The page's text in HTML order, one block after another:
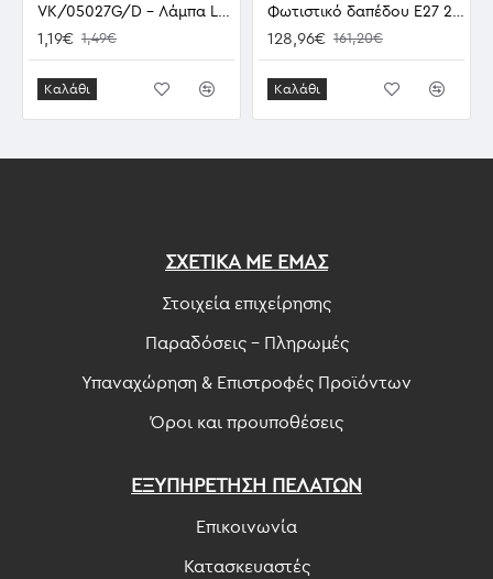
VK/05027G/D - Λάμπα Led, GU10, 3.5W, 6000K, 280lm, Dimmable
1,19€ 1,49€
Καλάθι
Φωτιστικό δαπέδου E27 220V τρίποδο
128,96€ 161,20€
Καλάθι
ΣΧΕΤΙΚΑ ΜΕ ΕΜΑΣ
Στοιχεία επιχείρησης
Παραδόσεις - Πληρωμές
Υπαναχώρηση & Επιστροφές Προϊόντων
Όροι και προυποθέσεις
ΕΞΥΠΗΡΕΤΗΣΗ ΠΕΛΑΤΩΝ
Επικοινωνία
Κατασκευαστές